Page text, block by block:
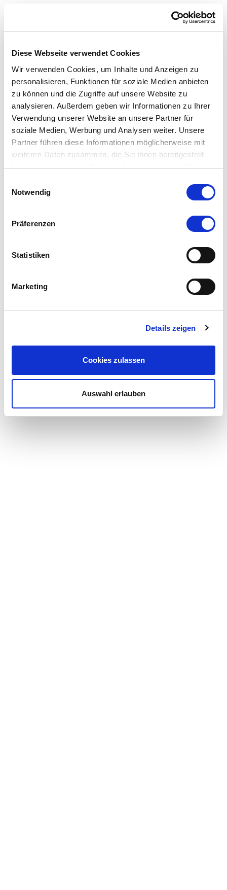
Diese Webseite verwendet Cookies
Wir verwenden Cookies, um Inhalte und Anzeigen zu
personalisieren, Funktionen für soziale Medien anbieten
zu können und die Zugriffe auf unsere Website zu
analysieren. Außerdem geben wir Informationen zu Ihrer
Verwendung unserer Website an unsere Partner für
soziale Medien, Werbung und Analysen weiter. Unsere
Partner führen diese Informationen möglicherweise mit
weiteren Daten zusammen, die Sie ihnen bereitgestellt
haben oder die sie im Rahmen Ihrer Nutzung der Dienste
Notwendig
Präferenzen
Statistiken
Marketing
Details zeigen
Cookies zulassen
Auswahl erlauben